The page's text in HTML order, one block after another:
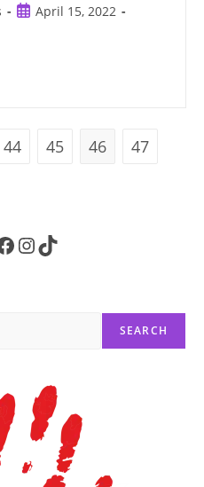
PostApril 15, 2022
44 45 46 47
Instagram
TikTok
SEARCH